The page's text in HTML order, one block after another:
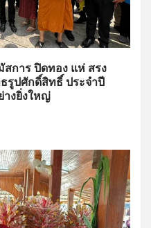
การ ปิดทอง แห่ สรง
รูปศักดิ์สิทธิ์ ประจำปี
างยิ่งใหญ่